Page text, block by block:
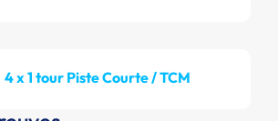
4 x 1 tour Piste Courte / TCM